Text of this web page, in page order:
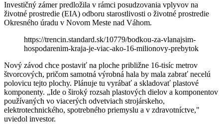
Investičný zámer predložila v rámci posudzovania vplyvov na
životné prostredie (EIA) odboru starostlivosti o životné prostredie
Okresného úradu v Novom Meste nad Váhom.
https://trencin.standard.sk/10779/bodkou-za-vlanajsim-
hospodarenim-kraja-je-viac-ako-16-milionovy-prebytok
Nový závod chce postaviť na ploche približne 16-tisíc metrov
štvorcových, pričom samotná výrobná hala by mala zabrať necelú
polovicu tejto plochy. Plánuje tu vyrábať a skladovať plastové
komponenty. „Ide o široký rozsah plastových dielov a komponentov
používaných vo viacerých odvetviach strojárskeho,
elektrotechnického, spotrebného priemyslu a v zdravotníctve,"
uviedol investor.